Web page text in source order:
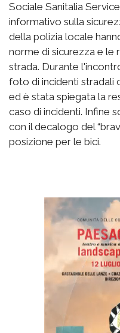
Sociale Sanitalia
informativo sulla
della polizia locale
norme di sicurezza e le
strada. Durante
foto di incidenti stradali
ed è stata spiegata la
caso di incidenti. Infine
con il decalogo del
posizione per le bici.